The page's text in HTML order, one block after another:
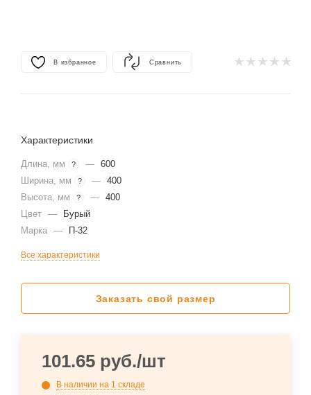
В избранное Сравнить
Характеристики
Длина, мм ? — 600
Ширина, мм
? — 400
Высота, мм
? — 400
Цвет —
Бурый
Марка — П-32
Все характеристики
Заказать свой размер
101.65 руб./шт
В наличии на 1 складе